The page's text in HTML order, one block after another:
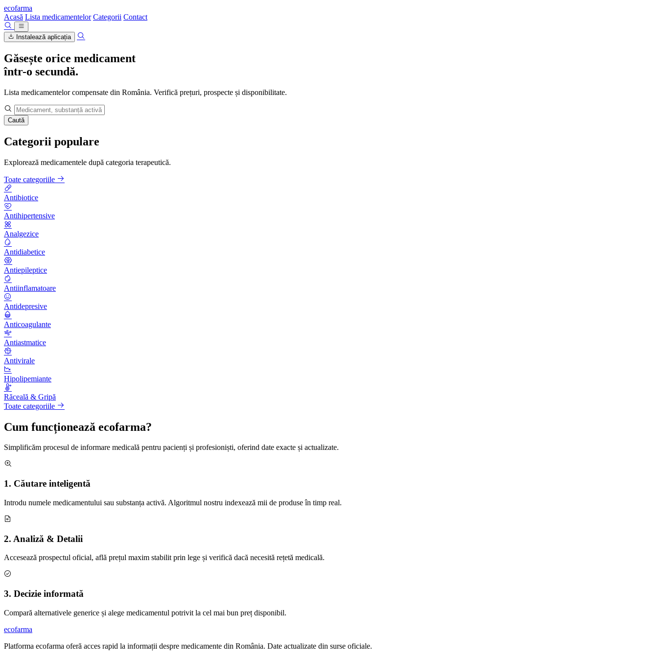
ecofarma
Acasă Lista medicamentelor Categorii Contact
Instalează aplicația
Găsește orice medicament
într-o secundă.
Lista medicamentelor compensate din România. Verifică prețuri, prospecte și disponibilitate.
Caută
Categorii populare
Explorează medicamentele după categoria terapeutică.
Toate categoriile
Antibiotice
Antihipertensive
Analgezice
Antidiabetice
Antiepileptice
Antiinflamatoare
Antidepresive
Anticoagulante
Antiastmatice
Antivirale
Hipolipemiante
Răceală & Gripă
Toate categoriile
Cum funcționează ecofarma?
Simplificăm procesul de informare medicală pentru pacienți și profesioniști, oferind date exacte și actualizate.
1. Căutare inteligentă
Introdu numele medicamentului sau substanța activă. Algoritmul nostru indexează mii de produse în timp real.
2. Analiză & Detalii
Accesează prospectul oficial, află prețul maxim stabilit prin lege și verifică dacă necesită rețetă medicală.
3. Decizie informată
Compară alternativele generice și alege medicamentul potrivit la cel mai bun preț disponibil.
ecofarma
Platforma ecofarma oferă acces rapid la informații despre medicamente din România. Date actualizate din surse oficiale.